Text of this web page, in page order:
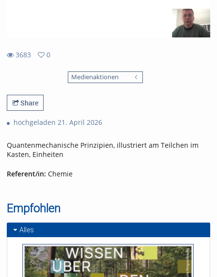
3683
0
Medienaktionen
Share
hochgeladen 21. April 2026
Quantenmechanische Prinzipien, illustriert am Teilchen im
Kasten, Einheiten
Referent/in: Chemie
Empfohlen
Alles